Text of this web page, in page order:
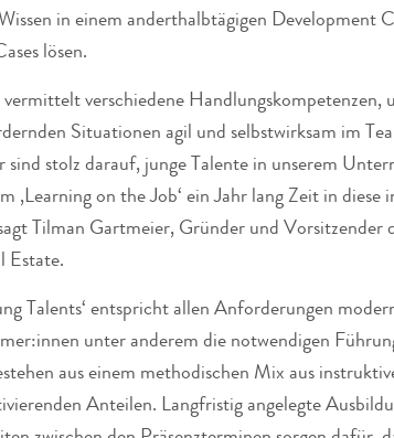
in einem anderthalbtägigen Development
lösen.
verschiedene Handlungskompetenzen,
Situationen agil und selbstwirksam im
stolz darauf, junge Talente in unserem
‚Learning on the Job‘ ein Jahr lang Zeit in diese
Tilman Gartmeier, Gründer und Vorsitzender
Estate.
Talents‘ entspricht allen Anforderungen
unter anderem die notwendigen
aus einem methodischen Mix aus
Anteilen. Langfristig angelegte